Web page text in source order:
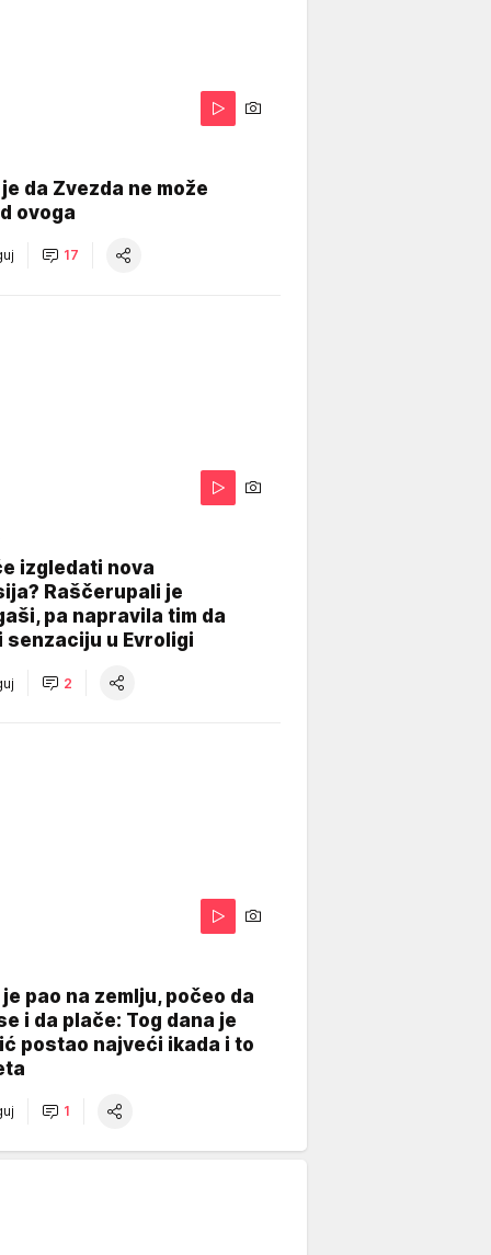
da Zvezda ne može
ovoga
17
izgledati nova
Raščerupali je
pa napravila tim da
senzaciju u Evroligi
2
pao na zemlju, počeo da
i da plače: Tog dana je
postao najveći ikada i to
1